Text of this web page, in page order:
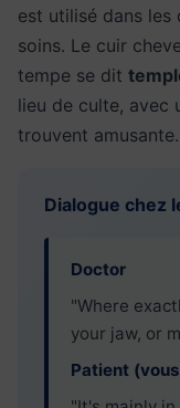
est utilisé dans les
soins. Le cuir
tempe se dit
lieu de culte, avec
trouvent amusante.
Dialogue chez
Doctor
"Where
your jaw, or
Patient